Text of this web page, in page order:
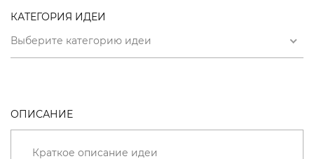
КАТЕГОРИЯ ИДЕИ
Выберите категорию идеи
ОПИСАНИЕ